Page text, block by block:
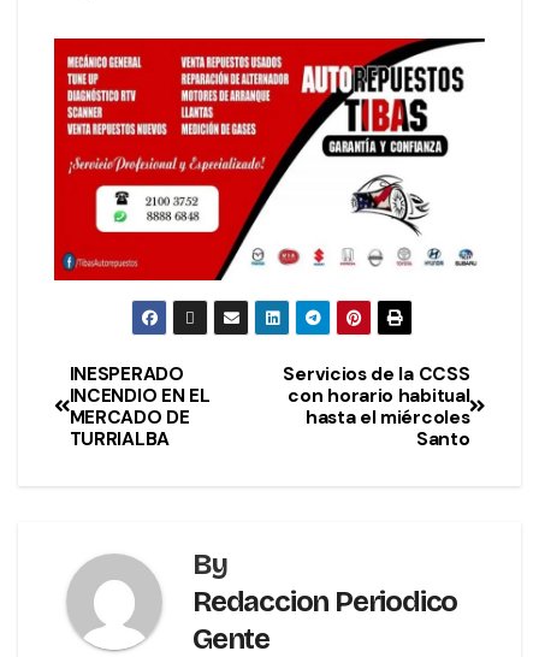
Servicios de la CCSS
con horario habitual
hasta el miércoles
Santo
INESPERADO
INCENDIO EN EL
MERCADO DE
TURRIALBA
By
Redaccion Periodico
Gente